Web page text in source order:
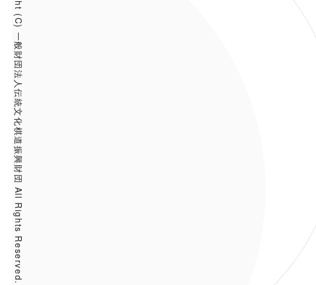
Copyright (C) 一般財団法人伝統文化棋道振興財団 All Rights Reserved.